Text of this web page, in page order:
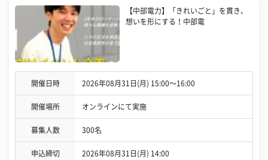
【中部電力】「きれいごと」を貫き、
想いを形にする！中部電
開催日時 2026年08月31日(月) 15:00〜16:00
開催場所 オンラインにて実施
募集人数 300名
申込締切 2026年08月31日(月) 14:00